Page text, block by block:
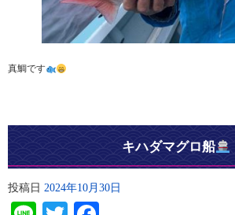
真鯛です
キハダマグロ船
投稿日 2024年10月30日